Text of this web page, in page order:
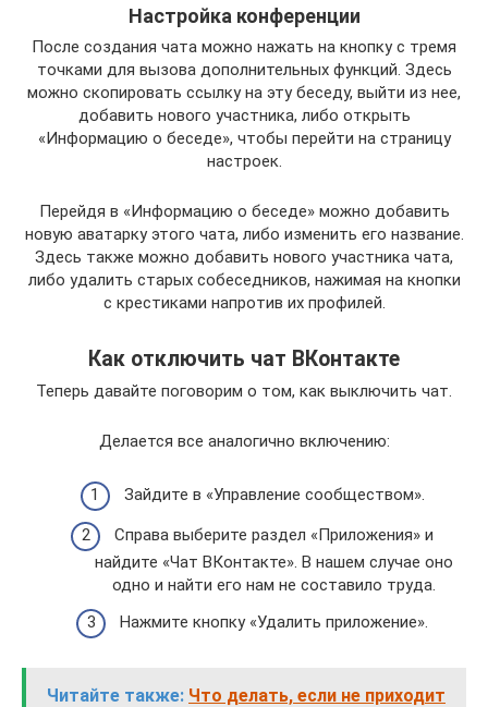
Настройка конференции
После создания чата можно нажать на кнопку с тремя
точками для вызова дополнительных функций. Здесь
можно скопировать ссылку на эту беседу, выйти из нее,
добавить нового участника, либо открыть
«Информацию о беседе», чтобы перейти на страницу
настроек.
Перейдя в «Информацию о беседе» можно добавить
новую аватарку этого чата, либо изменить его название.
Здесь также можно добавить нового участника чата,
либо удалить старых собеседников, нажимая на кнопки
с крестиками напротив их профилей.
Как отключить чат ВКонтакте
Теперь давайте поговорим о том, как выключить чат.
Делается все аналогично включению:
Зайдите в «Управление сообществом».
Справа выберите раздел «Приложения» и
найдите «Чат ВКонтакте». В нашем случае оно
одно и найти его нам не составило труда.
Нажмите кнопку «Удалить приложение».
Читайте также: Что делать, если не приходит